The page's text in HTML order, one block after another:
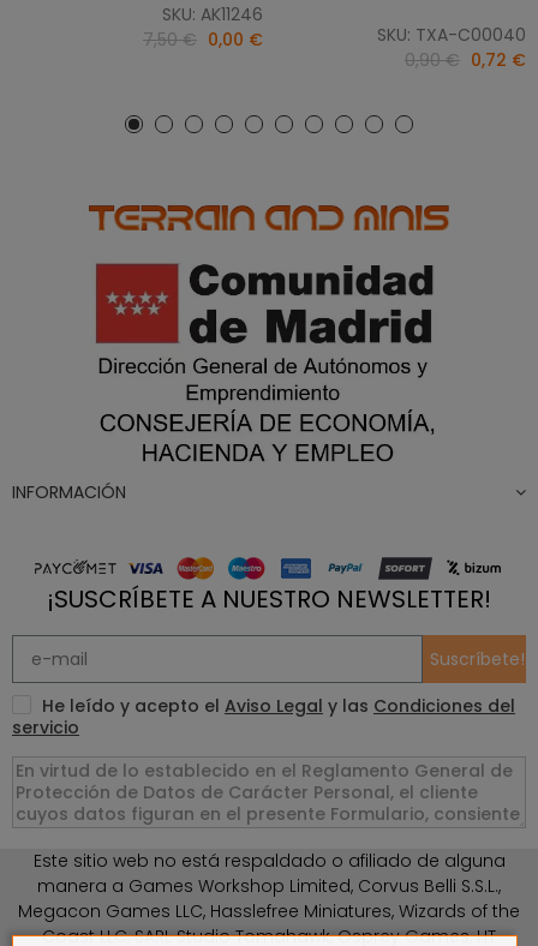
SKU: AK11246
7,50 € 0,00 €
SKU: TXA-C00040
0,90 € 0,72 €
INFORMACIÓN
¡SUSCRÍBETE A NUESTRO NEWSLETTER!
Suscríbete!
He leído y acepto el Aviso Legal y las Condiciones del
servicio
Este sitio web no está respaldado o afiliado de alguna
manera a Games Workshop Limited, Corvus Belli S.S.L.,
Megacon Games LLC, Hasslefree Miniatures, Wizards of the
Coast LLC, SARL Studio Tomahawk, Osprey Games, HT